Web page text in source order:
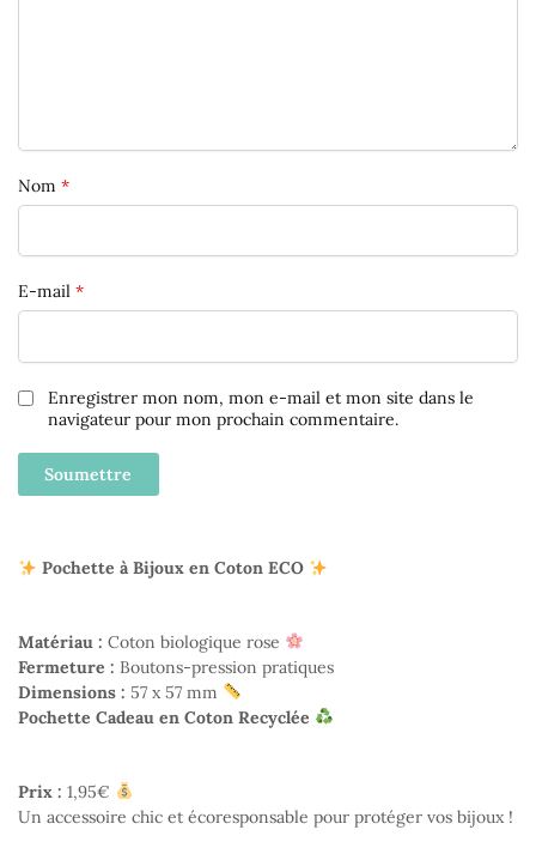
Nom *
E-mail *
Enregistrer mon nom, mon e-mail et mon site dans le
navigateur pour mon prochain commentaire.
Pochette à Bijoux en Coton ECO
Matériau : Coton biologique rose
Fermeture : Boutons-pression pratiques
Dimensions : 57 x 57 mm
Pochette Cadeau en Coton Recyclée
Prix : 1,95€
Un accessoire chic et écoresponsable pour protéger vos bijoux !